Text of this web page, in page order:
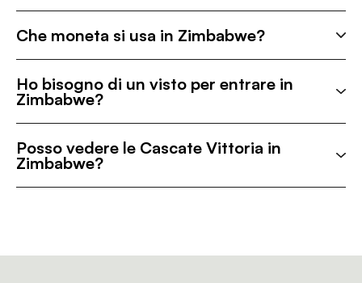
Che moneta si usa in Zimbabwe?
Ho bisogno di un visto per entrare in
Zimbabwe?
Posso vedere le Cascate Vittoria in
Zimbabwe?